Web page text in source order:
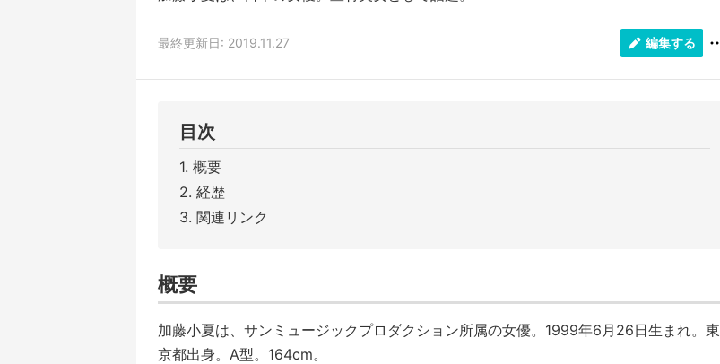
最終更新日: 2019.11.27 編集する
目次
概要
経歴
関連リンク
概要
加藤小夏は、サンミュージックプロダクション所属の女優。1999年6月26日生まれ。東
京都出身。A型。164cm。